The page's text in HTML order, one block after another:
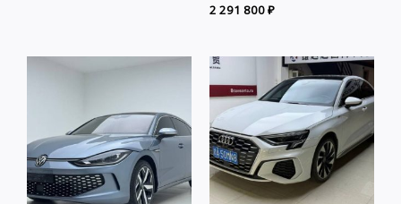
2 291 800₽